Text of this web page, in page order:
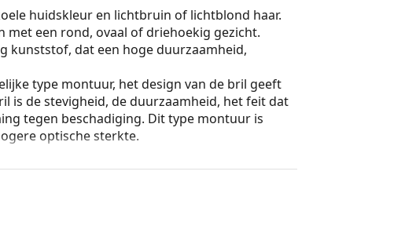
huidskleur en lichtbruin of lichtblond haar.
een rond, ovaal of driehoekig gezicht.
kunststof, dat een hoge duurzaamheid,
type montuur, het design van de bril geeft
is de stevigheid, de duurzaamheid, het feit dat
tegen beschadiging. Dit type montuur is
optische sterkte.
de koker en het ontwerp kunnen variëren.